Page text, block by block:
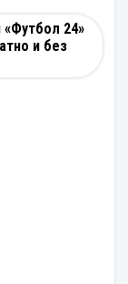
24»
и без